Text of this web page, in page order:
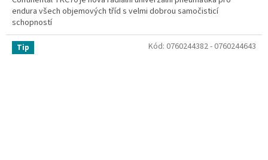
endura všech objemových tříd s velmi dobrou samočisticí
schopností
Tip Kód: 0760244382 - 0760244643